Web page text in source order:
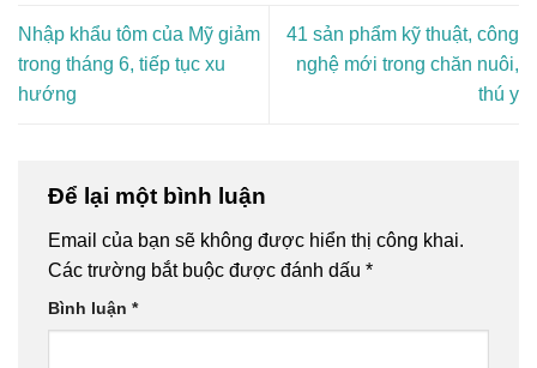
Nhập khẩu tôm của Mỹ giảm
trong tháng 6, tiếp tục xu
hướng
41 sản phẩm kỹ thuật, công
nghệ mới trong chăn nuôi,
thú y
Để lại một bình luận
Email của bạn sẽ không được hiển thị công khai.
Các trường bắt buộc được đánh dấu *
Bình luận *